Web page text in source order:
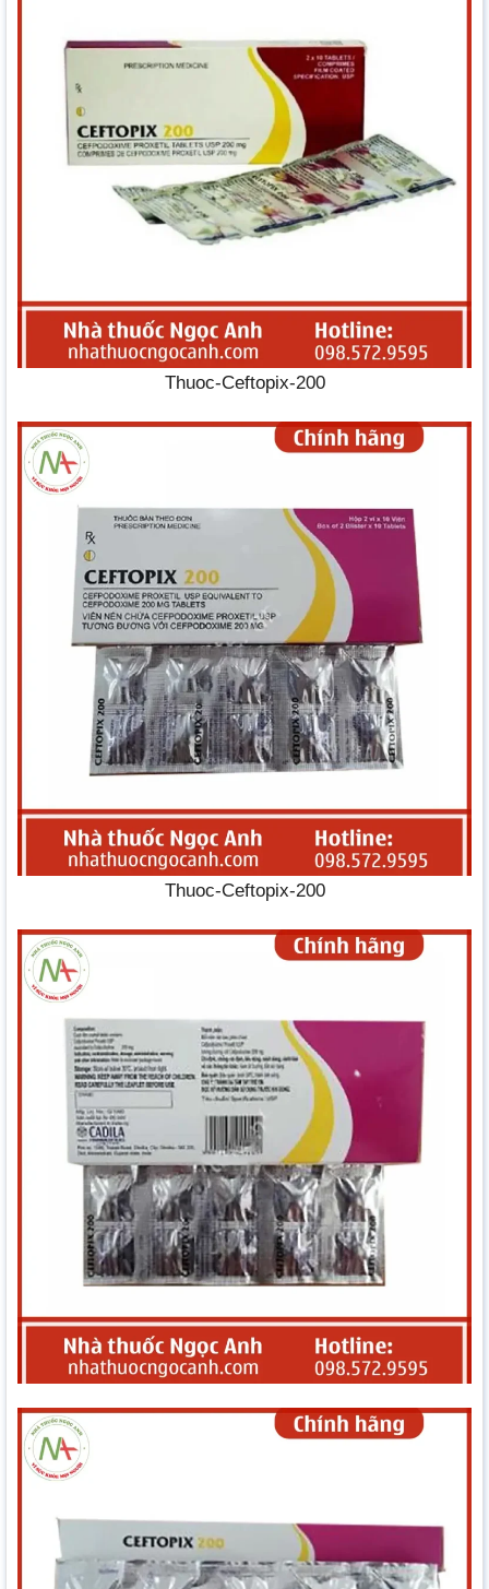
Thuoc-Ceftopix-200
Thuoc-Ceftopix-200